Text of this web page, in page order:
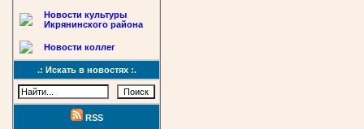
Новости культуры
Икрянинского района
Новости коллег
.: Искать в новостях :.
RSS